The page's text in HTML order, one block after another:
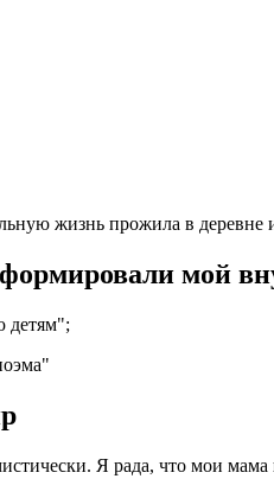
жизнь прожила в
мой
детям";
Я рада, что мои